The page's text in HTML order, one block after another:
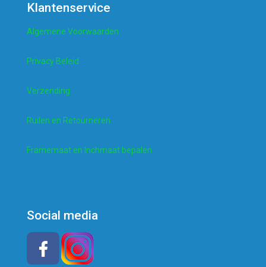
Klantenservice
Algemene Voorwaarden
Privacy Beleid
Verzending
Ruilen en Retourneren
Framemaat en Inchmaat bepalen
Social media